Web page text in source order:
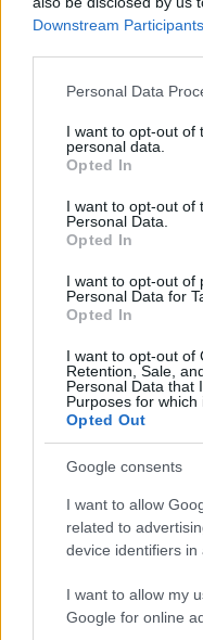
Downstream Participants
Please note that this
not limited to your visit
grant or deny consent
use your data for below
consent section.
Personal Data
I want to opt-out of
personal data.
Opted In
I want to opt-out of
Personal Data.
Opted In
I want to opt-out of
Personal Data for
Opted In
I want to opt-out of
Retention, Sale,
Personal Data that
Purposes for which
Opted Out
Google consents
I want to allow
related to
device identifiers in
I want to allow my
Google for online
Paks II.: Mit jelent az
Nagy igazolás -
Fehérvárhoz